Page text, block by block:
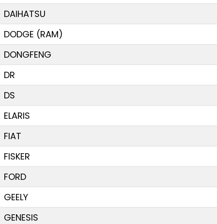
DAIHATSU
DODGE (RAM)
DONGFENG
DR
DS
ELARIS
FIAT
FISKER
FORD
GEELY
GENESIS